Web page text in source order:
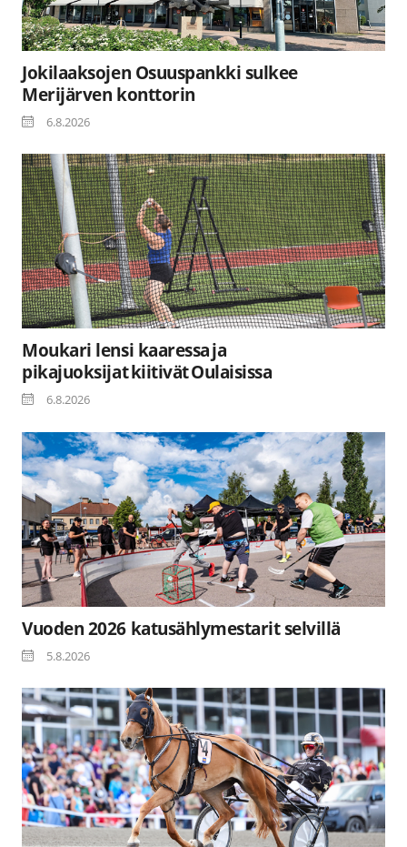
Jokilaaksojen Osuuspankki sulkee
Merijärven konttorin
6.8.2026
Moukari lensi kaaressa ja
pikajuoksijat kiitivät Oulaisissa
6.8.2026
Vuoden 2026 katusählymestarit selvillä
5.8.2026